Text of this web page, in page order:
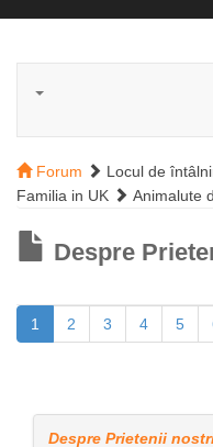
Forum
Locul de
Familia in UK
Animalute
Despre
1 2 3 4 5
Despre Prietenii